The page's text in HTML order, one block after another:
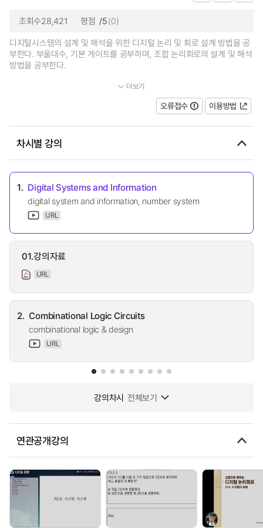
조회수28,421 평점 /5(0)
디지털시스템의 설계 및 해석을 위한 디지털 논리 및 회로 설계 방법을 공
부한다. 부울대수, 기본 게이트를 공부하며, 조합 논리회로의 설계 및 해석
방법을 공부한다.
더보기
오류접수 이용방법
차시별 강의
1. Digital Systems and Information
digital system and information, number system
URL
01.강의자료
URL
2. Combinational Logic Circuits
combinational logic & design
URL
강의차시 전체보기
연관공개강의